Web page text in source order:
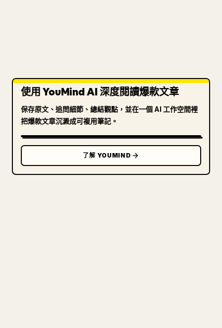
使用 YouMind AI 深度閱讀爆款文章
保存原文、追問細節、總結觀點，並在一個 AI 工作空間裡
把爆款文章沉澱成可複用筆記。
了解 YOUMIND